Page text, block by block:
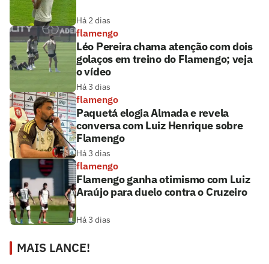
Há 2 dias
flamengo
Léo Pereira chama atenção com dois
golaços em treino do Flamengo; veja
o vídeo
Há 3 dias
flamengo
Paquetá elogia Almada e revela
conversa com Luiz Henrique sobre
Flamengo
Há 3 dias
flamengo
Flamengo ganha otimismo com Luiz
Araújo para duelo contra o Cruzeiro
Há 3 dias
MAIS LANCE!